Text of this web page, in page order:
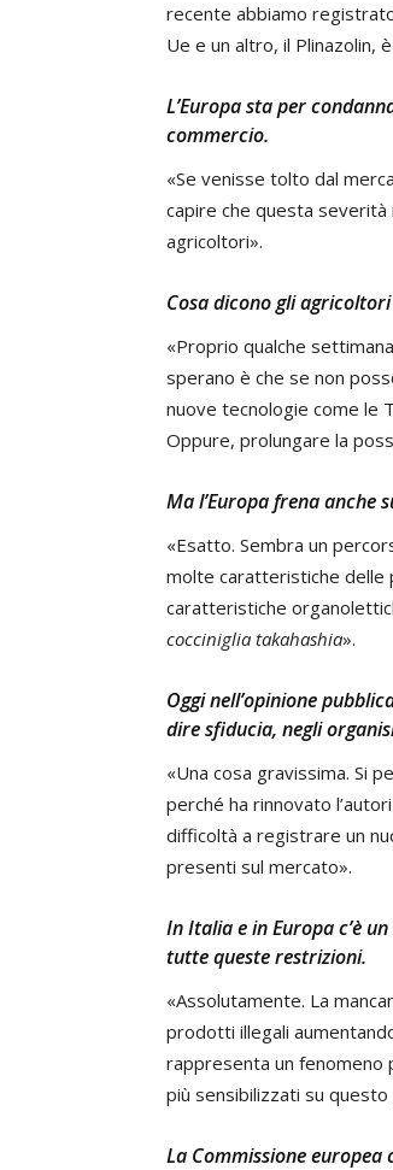
recente abbiamo
Ue e un altro, il Plinazolin,
L’Europa sta per
commercio.
«Se venisse tolto dal
capire che questa
agricoltori».
Cosa dicono gli
«Proprio qualche
sperano è che se non
nuove tecnologie come le
Oppure, prolungare la
Ma l’Europa frena anche
«Esatto. Sembra un
molte caratteristiche delle
caratteristiche
cocciniglia takahashia».
Oggi nell’opinione
dire sfiducia, negli
«Una cosa gravissima. Si
perché ha rinnovato
difficoltà a registrare un
presenti sul mercato».
In Italia e in Europa c’è
tutte queste restrizioni.
«Assolutamente. La
prodotti illegali
rappresenta un fenomeno
più sensibilizzati su questo
La Commissione